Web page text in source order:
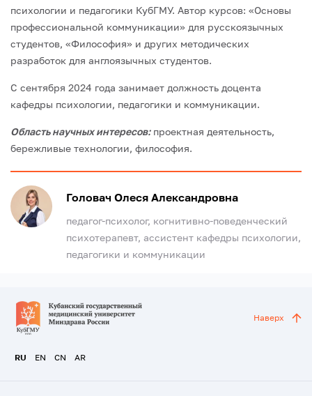
психологии и педагогики КубГМУ. Автор курсов: «Основы
профессиональной коммуникации» для русскоязычных
студентов, «Философия» и других методических
разработок для англоязычных студентов.
С сентября 2024 года занимает должность доцента
кафедры психологии, педагогики и коммуникации.
Область научных интересов:проектная деятельность,
бережливые технологии, философия.
Головач Олеся Александровна
педагог-психолог, когнитивно-поведенческий
психотерапевт, ассистент кафедры психологии,
педагогики и коммуникации
RU EN CN AR
Наверх